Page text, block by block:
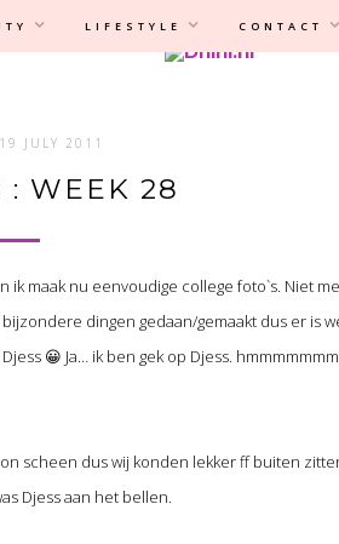
LIFESTYLE CONTACT
Privacyverklaring |Disclaimer
19 JULY 2011
: WEEK 28
maak nu eenvoudige college foto`s. Niet
dingen gedaan/gemaakt dus er is
😀 Ja… ik ben gek op Djess.
scheen dus wij konden lekker ff buiten
Djess aan het bellen.